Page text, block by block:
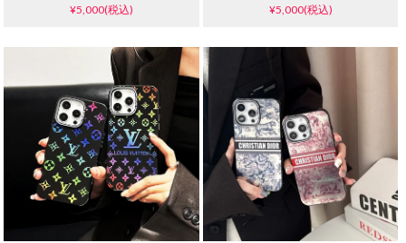
¥5,000(税込) ¥5,000(税込)